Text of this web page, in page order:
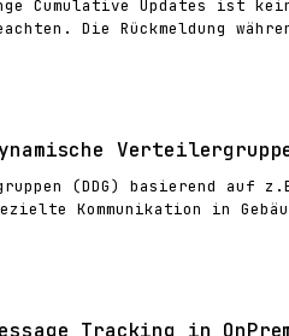
Cumulative Updates ist
Die Rückmeldung
(DDG) basierend auf
Kommunikation in
Tracking in